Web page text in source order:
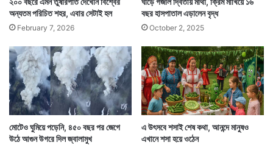
অন্যতম পরিচিত শহর, এবার সেটাই হল
February 7, 2026
বছর হাসপাতাল এড়ালেন বৃদ্ধ
October 2, 2025
মোটেও ঘুমিয়ে পড়েনি, ৪৫০ বছর পর জেগে
উঠে আগুন উগরে দিল জ্বালামুখ
এ উৎসবে শসাই শেষ কথা, আনন্দে মানুষও
এখানে শসা হয়ে ওঠেন